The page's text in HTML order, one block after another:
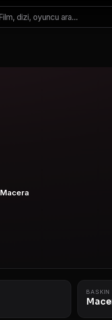
Macera
BASKIN